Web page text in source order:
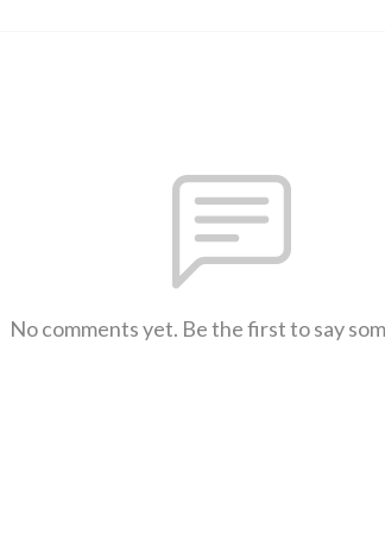
No comments yet. Be the first to say